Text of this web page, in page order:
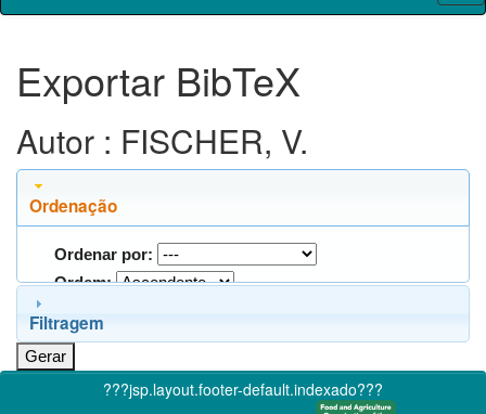
Exportar BibTeX
Autor : FISCHER, V.
Ordenação
Ordenar por:
Ordem:
Filtragem
???jsp.layout.footer-default.indexado???